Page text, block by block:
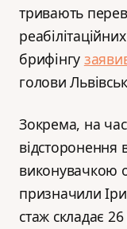
тривають
брифінгу
голови
Зокрема, на
відсторонення
виконувачкою
призначили
стаж складає